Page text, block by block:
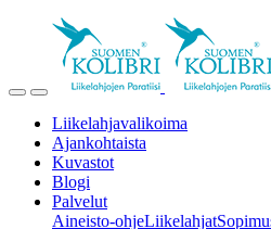
Liikelahjavalikoima
Ajankohtaista
Kuvastot
Blogi
Palvelut
Aineisto-ohjeLiikelahjat